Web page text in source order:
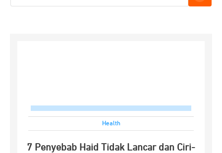
Health
7 Penyebab Haid Tidak Lancar dan Ciri-